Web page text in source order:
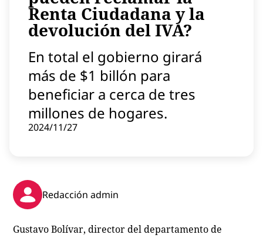
Tecnología
Economía
Contenido patrocinado
Instagram
Renta Ciudadana y la
devolución del IVA?
En total el gobierno girará
más de $1 billón para
beneficiar a cerca de tres
millones de hogares.
2024/11/27
Redacción admin
Gustavo Bolívar, director del departamento de